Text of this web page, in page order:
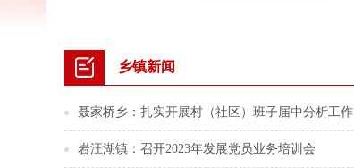
乡镇新闻
聂家桥乡：扎实开展村（社区）班子届中分析工作
岩汪湖镇：召开2023年发展党员业务培训会